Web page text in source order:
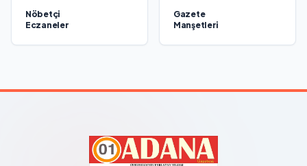
Nöbetçi
Eczaneler
Gazete
Manşetleri